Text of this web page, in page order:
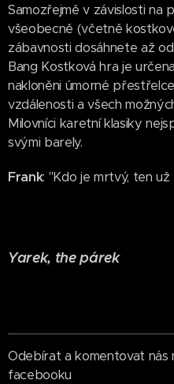
Samozřejmě v závislosti na
všeobecně (včetně
zábavnosti dosáhnete až
Bang Kostková hra je
nakloněni úmorné
vzdálenosti a všech
Milovníci karetní klasiky
svými barely.
Frank: "Kdo je mrtvý, ten už
Yarek, the párek
Odebírat a komentovat nás
facebooku